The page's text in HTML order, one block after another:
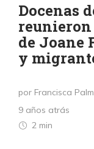
Docenas
de Joane
y
por Francisca
9 años atrás
2 min